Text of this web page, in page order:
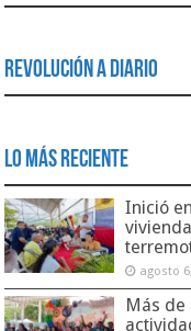
Revolución a Diario
Lo Más Reciente
Inició
agosto
Más de